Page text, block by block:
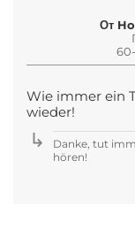
От
Wie immer ein
wieder!
Danke, tut
hören!